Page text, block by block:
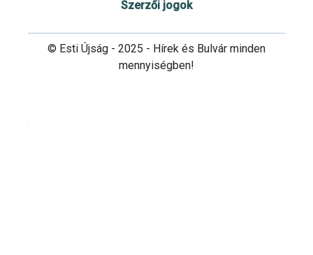
Szerzői jogok
© Esti Újság - 2025 - Hírek és Bulvár minden
mennyiségben!